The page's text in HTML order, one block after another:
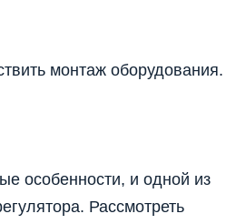
монтаж оборудования.
особенности, и одной из
Рассмотреть